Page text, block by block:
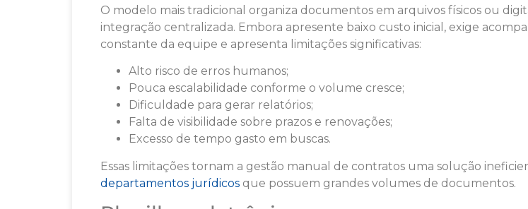
O modelo mais tradicional organiza documentos em arquivos físicos ou
integração centralizada. Embora apresente baixo custo inicial, exige
constante da equipe e apresenta limitações significativas:
Alto risco de erros humanos;
Pouca escalabilidade conforme o volume cresce;
Dificuldade para gerar relatórios;
Falta de visibilidade sobre prazos e renovações;
Excesso de tempo gasto em buscas.
Essas limitações tornam a gestão manual de contratos uma solução
departamentos jurídicos que possuem grandes volumes de documentos.